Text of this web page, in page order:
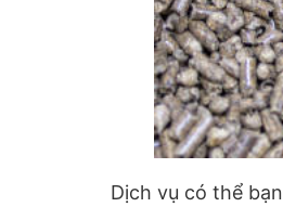
Dịch vụ có thể